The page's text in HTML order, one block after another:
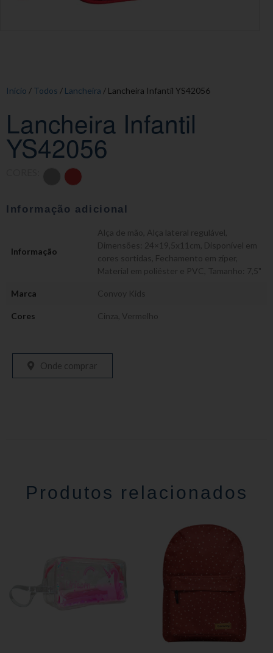
Início / Todos / Lancheira / Lancheira Infantil YS42056
Lancheira Infantil
YS42056
Informação adicional
Informação
Alça de mão Alça lateral regulável
Dimensões: 24×19,5x11cm Disponível em
cores sortidas Fechamento em zíper
Material em poliéster e PVC Tamanho: 7,5"
Marca Convoy Kids
Cores Cinza Vermelho
Onde comprar
Produtos relacionados